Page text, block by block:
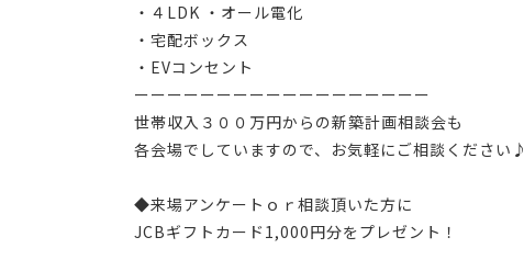
・４LDK ・オール電化
・宅配ボックス
・EVコンセント
ーーーーーーーーーーーーーーーーーー
世帯収入３００万円からの新築計画相談会も
各会場でしていますので、お気軽にご相談ください♪
◆来場アンケートｏｒ相談頂いた方に
JCBギフトカード1,000円分をプレゼント！